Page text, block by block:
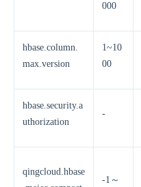
000
hbase.column.
max.version
1~10
00
hbase.security.a
uthorization
-
qingcloud.hbase
-1～